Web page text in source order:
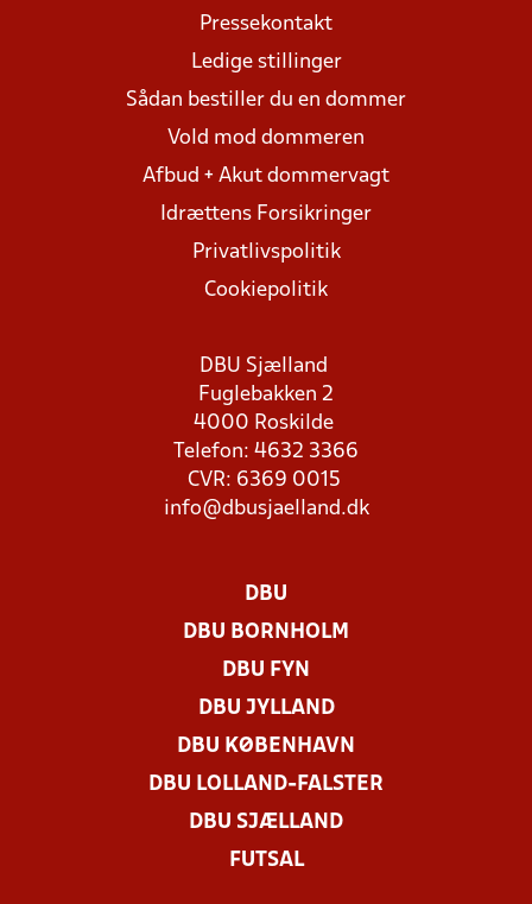
Pressekontakt
Ledige stillinger
Sådan bestiller du en dommer
Vold mod dommeren
Afbud + Akut dommervagt
Idrættens Forsikringer
Privatlivspolitik
Cookiepolitik
DBU Sjælland
Fuglebakken 2
4000 Roskilde
Telefon: 4632 3366
CVR: 6369 0015
info@dbusjaelland.dk
DBU
DBU BORNHOLM
DBU FYN
DBU JYLLAND
DBU KØBENHAVN
DBU LOLLAND-FALSTER
DBU SJÆLLAND
FUTSAL